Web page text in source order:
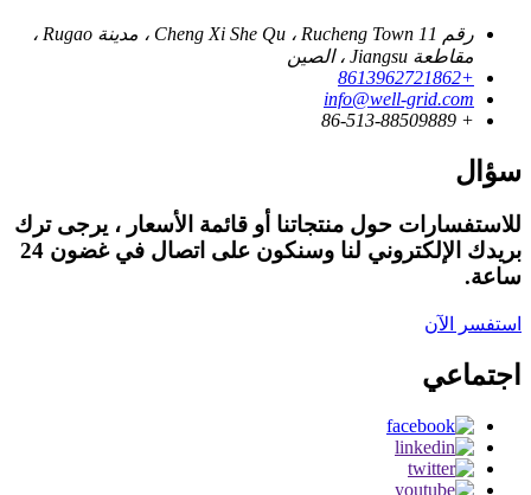
رقم 11 Cheng Xi She Qu ، Rucheng Town ، مدينة Rugao ،
مقاطعة Jiangsu ، الصين
+8613962721862
info@well-grid.com
+ 86-513-88509889
سؤال
للاستفسارات حول منتجاتنا أو قائمة الأسعار ، يرجى ترك
بريدك الإلكتروني لنا وسنكون على اتصال في غضون 24
ساعة.
استفسر الآن
اجتماعي